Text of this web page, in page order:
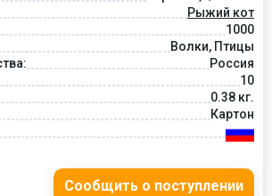
Рыжий кот
1000
Волки, Птицы
Россия
10
0.38 кг.
Картон
Сообщить о поступлении